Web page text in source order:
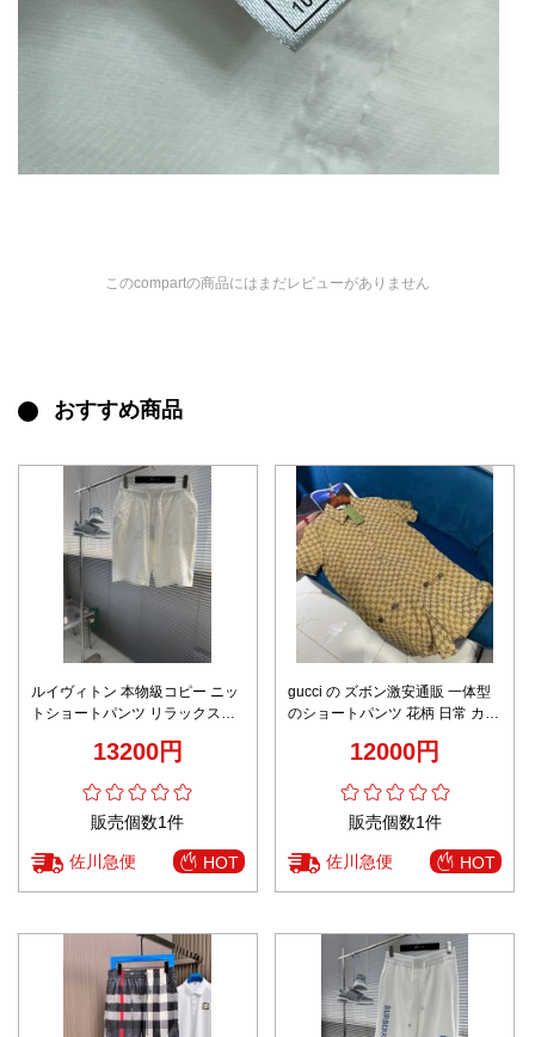
このcompartの商品にはまだレビューがありません
おすすめ商品
ルイヴィトン 本物級コピー ニッ
トショートパンツ リラックスデ
13200円
販売個数1件
佐川急便 HOT
gucci の ズボン激安通販 一体型
のショートパンツ 花柄 日常 カジ
12000円
販売個数1件
佐川急便 HOT